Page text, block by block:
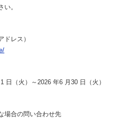
。
ドレス）
火）～2026 年6 月30 日（火）
場合の問い合わせ先